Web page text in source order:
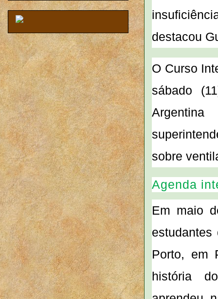
destacou
O Curso
sábado
sobre
Agenda
Em maio
Porto, em
história